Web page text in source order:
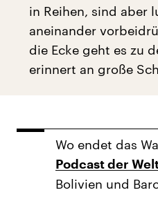
in Reihen, sind aber
aneinander
die Ecke geht es zu
erinnert an große
Wo endet das
Podcast der
Bolivien und